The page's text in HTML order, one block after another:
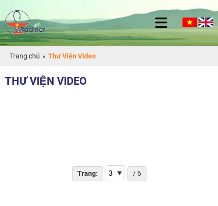
Trang chủ » Thư Viện Video
THƯ VIỆN VIDEO
Trang: / 6